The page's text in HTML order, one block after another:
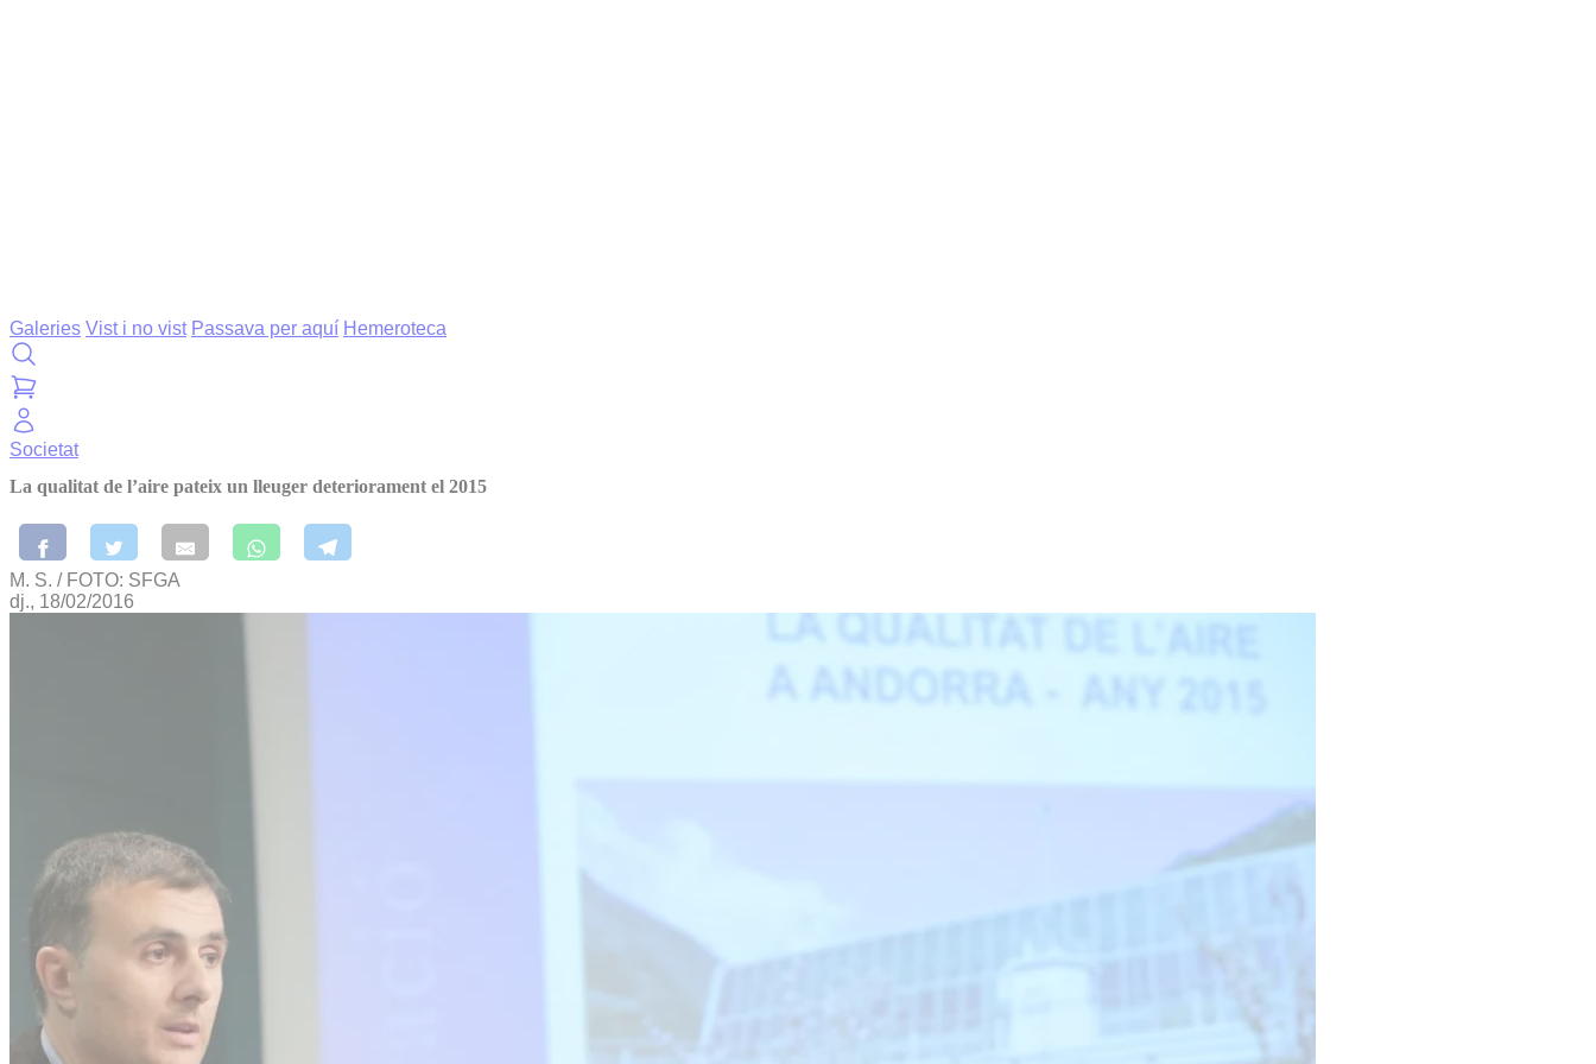
Galeries Vist i no vist Passava per aquí Hemeroteca
Societat
La qualitat de l’aire pateix un lleuger deteriorament el 2015
M. S. / FOTO: SFGA
dj., 18/02/2016